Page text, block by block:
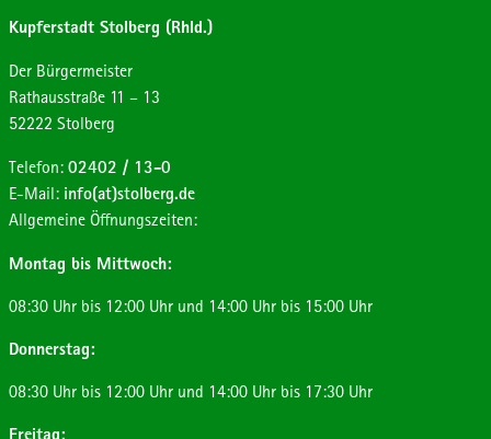
Kupferstadt Stolberg (Rhld.)
Der Bürgermeister
Strasse:
Rathausstraße Hausnummer:
11 – 13
Postleitzahl:
52222 Ort:
Stolberg
Telefon: 02402 / 13-0
E-Mail: info(at)stolberg.de
Allgemeine Öffnungszeiten:
Montag bis Mittwoch:
08:30 Uhr bis 12:00 Uhr und 14:00 Uhr bis 15:00 Uhr
Donnerstag:
08:30 Uhr bis 12:00 Uhr und 14:00 Uhr bis 17:30 Uhr